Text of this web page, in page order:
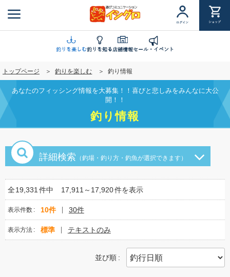
ン
に
移
動
ログイン ショップ
釣りを楽しむ釣りを知る店舗情報セール・イベント
トップページ 釣りを楽しむ 釣り情報
あなたのフィッシング情報を大募集！！喜びと悲しみをみんなに大公
開！！
釣り情報
詳細検索 （釣場・釣り方・釣魚が選択できます）
全19,331 件中 17,911～17,920件を表示
表示件数 10件 30件
表示方法 標準 テキストのみ
並び順